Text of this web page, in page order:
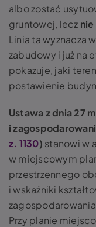
albo zostać
gruntowej, lecz
Linia ta wyznacza
zabudowy i już na
pokazuje, jaki
postawienie
Ustawa z dnia 27
i
z. 1130) stanowi w
w miejscowym
przestrzennego
i wskaźniki
Przy planie